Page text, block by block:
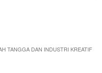
TANGGA DAN INDUSTRI KREATIF